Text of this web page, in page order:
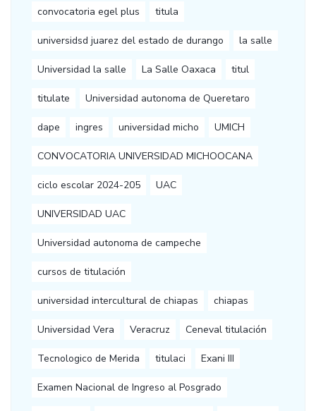
convocatoria egel plus titula
universidsd juarez del estado de durango la salle
Universidad la salle La Salle Oaxaca titul
titulate Universidad autonoma de Queretaro
dape ingres universidad micho UMICH
CONVOCATORIA UNIVERSIDAD MICHOOCANA
ciclo escolar 2024-205 UAC
UNIVERSIDAD UAC
Universidad autonoma de campeche
cursos de titulación
universidad intercultural de chiapas chiapas
Universidad Vera Veracruz Ceneval titulación
Tecnologico de Merida titulaci Exani III
Examen Nacional de Ingreso al Posgrado